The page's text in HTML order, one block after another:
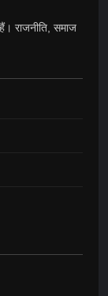
राजनीति, समाज